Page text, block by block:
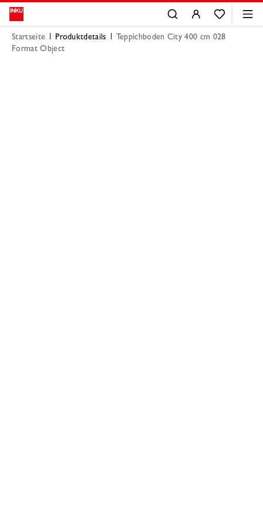
Startseite Produktdetails
Teppichboden City 400 cm 028
Format Object